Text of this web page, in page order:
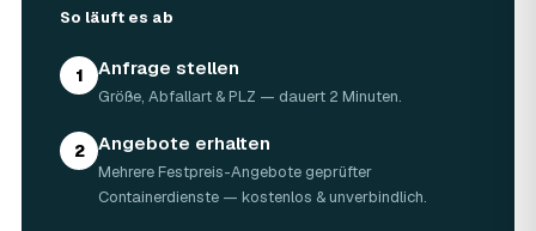
Grünschnitt, Holz …). Sondermüll wie Asbest braucht eine
Was kostet ein Container in Erlangen?
Laut Marktrecherche (keine AWL-eigenen Auftragsdaten):
300–1.100 € — abhängig von Abfallart, Region und
Standzeit (Details in der Marktübersicht unten). Ihren
verbindlichen Festpreis für Erlangen nennt Ihnen der
So läuft es ab
1 Anfrage stellen
Größe, Abfallart & PLZ — dauert 2 Minuten.
2 Angebote erhalten
Mehrere Festpreis-Angebote geprüfter
Containerdienste — kostenlos & unverbindlich.